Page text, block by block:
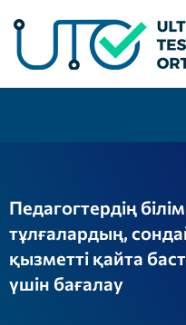
Педагогтердің
тұлғалардың,
қызметті қайта
үшін бағалау